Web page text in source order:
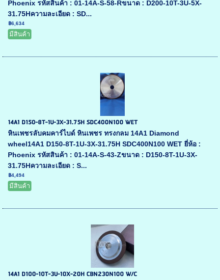
Phoenix รหัสสินค้า : 01-14A-S-58-Rขนาด : D200-10T-3U-5X-
31.75Hความละเอียด : SD...
฿6,634
มีสินค้า
14A1 D150-8T-1U-3X-31.75H SDC400N100 WET
หินเพชรลับคมคาร์ไบด์ หินเพชร ทรงกลม 14A1 Diamond
wheel14A1 D150-8T-1U-3X-31.75H SDC400N100 WET ยี่ห้อ :
Phoenix รหัสสินค้า : 01-14A-S-43-Zขนาด : D150-8T-1U-3X-
31.75Hความละเอียด : S...
฿4,494
มีสินค้า
14A1 D100-10T-3U-10X-20H CBN230N100 W/C